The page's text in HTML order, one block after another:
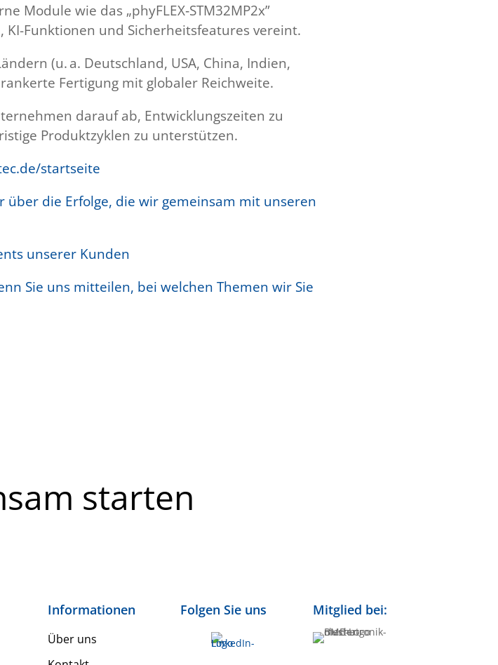
Module wie das „phyFLEX‑STM32MP2x”
Funktionen und Sicherheitsfeatures vereint.
(u. a. Deutschland, USA, China, Indien,
Fertigung mit globaler Reichweite.
darauf ab, Entwicklungszeiten zu
Produktzyklen zu unterstützen.
startseite
die Erfolge, die wir gemeinsam mit unseren
unserer Kunden
Sie uns mitteilen, bei welchen Themen wir Sie
starten
Informationen
Über uns
Folgen Sie uns Mitglied bei: